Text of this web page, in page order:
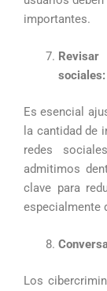
importantes.
sociales:
Es esencial
la cantidad de
redes
admitimos
clave para
especialmente
Los